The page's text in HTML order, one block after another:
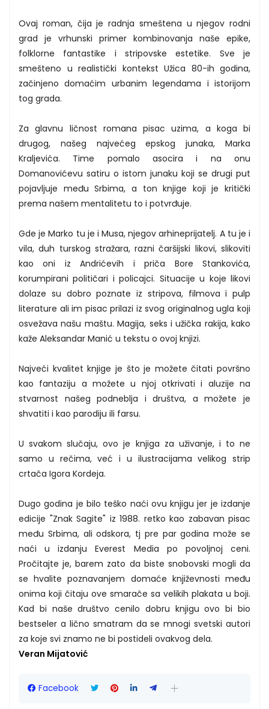
Ovaj roman, čija je radnja smeštena u njegov rodni
grad je vrhunski primer kombinovanja naše epike,
folklorne fantastike i stripovske estetike. Sve je
smešteno u realistički kontekst Užica 80-ih godina,
začinjeno domaćim urbanim legendama i istorijom
tog grada.
Za glavnu ličnost romana pisac uzima, a koga bi
drugog, našeg najvećeg epskog junaka, Marka
Kraljevića. Time pomalo asocira i na onu
Domanovićevu satiru o istom junaku koji se drugi put
pojavljuje među Srbima, a ton knjige koji je kritički
prema našem mentalitetu to i potvrđuje.
Gde je Marko tu je i Musa, njegov arhineprijatelj. A tu je i
vila, duh turskog stražara, razni čaršijski likovi, slikoviti
kao oni iz Andrićevih i priča Bore Stankovića,
korumpirani političari i policajci. Situacije u koje likovi
dolaze su dobro poznate iz stripova, filmova i pulp
literature ali im pisac prilazi iz svog originalnog ugla koji
osvežava našu maštu. Magija, seks i užička rakija, kako
kaže Aleksandar Manić u tekstu o ovoj knjizi.
Najveći kvalitet knjige je što je možete čitati površno
kao fantaziju a možete u njoj otkrivati i aluzije na
stvarnost našeg podneblja i društva, a možete je
shvatiti i kao parodiju ili farsu.
U svakom slučaju, ovo je knjiga za uživanje, i to ne
samo u rečima, već i u ilustracijama velikog strip
crtača Igora Kordeja.
Dugo godina je bilo teško naći ovu knjigu jer je izdanje
edicije "Znak Sagite" iz 1988. retko kao zabavan pisac
među Srbima, ali odskora, tj pre par godina može se
naći u izdanju Everest Media po povoljnoj ceni.
Pročitajte je, barem zato da biste snobovski mogli da
se hvalite poznavanjem domaće književnosti među
onima koji čitaju ove smarače sa velikih plakata u boji.
Kad bi naše društvo cenilo dobru knjigu ovo bi bio
bestseler a lično smatram da se mnogi svetski autori
za koje svi znamo ne bi postideli ovakvog dela.
Veran Mijatović
Facebook